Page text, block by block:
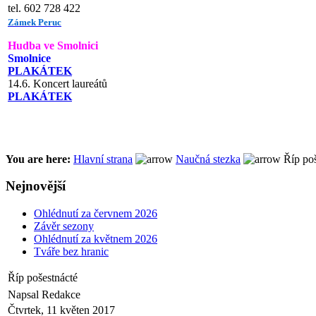
tel. 602 728 422
Zámek Peruc
Hudba ve Smolnici
Smolnice
PLAKÁTEK
14.6. Koncert laureátů
PLAKÁTEK
You are here: Hlavní strana Naučná stezka Říp
Nejnovější
Ohlédnutí za červnem 2026
Závěr sezony
Ohlédnutí za květnem 2026
Tváře bez hranic
Říp pošestnácté
Napsal Redakce
Čtvrtek, 11 květen 2017